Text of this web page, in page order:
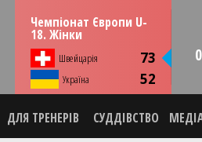
Чемпіонат Європи U-
18. Жінки
Швейцарія 73
Україна 52
СЕРЕДУ 05 серпня 13:30
Тулча, Румунія
НОВИНА
ВІДЕО
ДЛЯ ТРЕНЕРІВ СУДДІВСТВО